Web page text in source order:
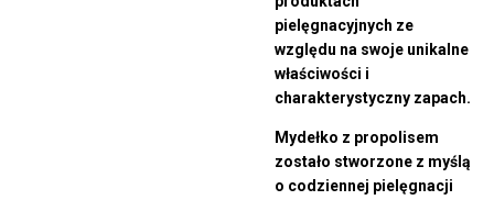
pielęgnacyjnych ze
względu na swoje unikalne
właściwości i
charakterystyczny zapach.
Mydełko z propolisem
zostało stworzone z myślą
o codziennej pielęgnacji